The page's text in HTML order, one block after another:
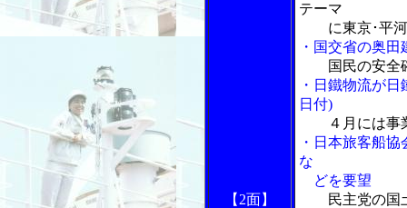
【2面】
テーマ
に東京･平河
・国交省の奥
国民の安全
・日鐵物流が
日付)
４月には事
・日本旅客船
な
どを要望
民主党の国